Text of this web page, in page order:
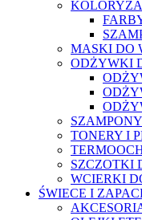
MASKI DO
ODŻYWKI
TONERY I
SZCZOTKI
WCIERKI
ŚWIECE I